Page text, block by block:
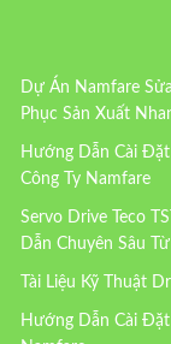
Dự Án Namfare
Phục Sản Xuất
Hướng Dẫn Cài Đặt
Công Ty Namfare
Servo Drive Teco
Dẫn Chuyên Sâu
Tài Liệu Kỹ Thuật
Hướng Dẫn Cài Đặt